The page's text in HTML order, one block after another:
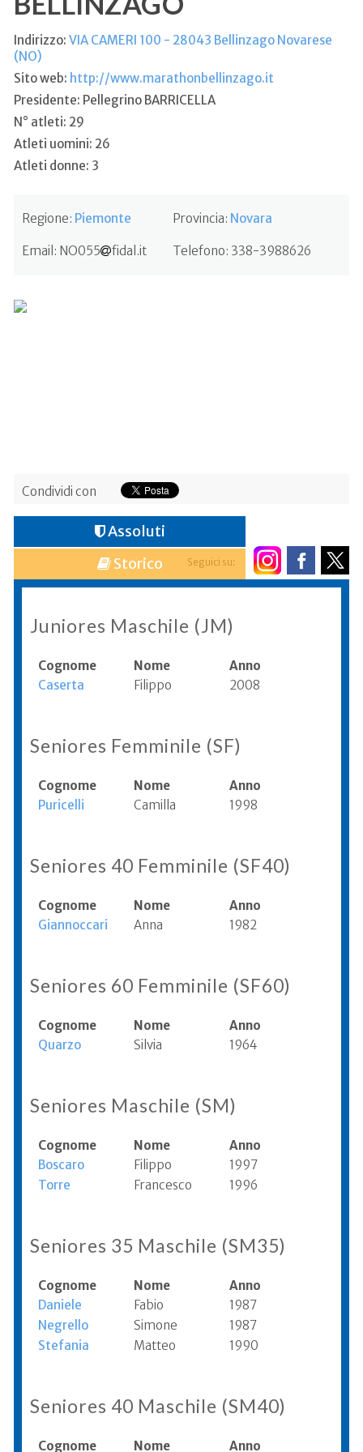
Indirizzo: VIA CAMERI 100 - 28043 Bellinzago Novarese
(NO)
Sito web: http://www.marathonbellinzago.it
Presidente: Pellegrino BARRICELLA
N° atleti: 29
Atleti uomini: 26
Atleti donne: 3
Regione: Piemonte Provincia: Novara
Email: NO055 fidal.it Telefono: 338-3988626
Condividi con
Seguici su:
Assoluti
Storico
Juniores Maschile (JM)
Cognome Nome
Anno
Caserta
Filippo 2008
Seniores Femminile (SF)
Cognome Nome
Anno
Puricelli
Camilla 1998
Seniores 40 Femminile (SF40)
Cognome Nome
Anno
Giannoccari
Anna 1982
Seniores 60 Femminile (SF60)
Cognome Nome
Anno
Quarzo
Silvia 1964
Seniores Maschile (SM)
Cognome Nome
Anno
Boscaro
Filippo
1997
Torre
Francesco 1996
Seniores 35 Maschile (SM35)
Cognome Nome
Anno
Daniele
Fabio
1987
Negrello
Simone
1987
Stefania
Matteo 1990
Seniores 40 Maschile (SM40)
Cognome Nome Anno